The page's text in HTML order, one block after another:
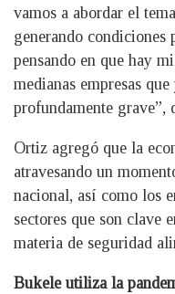
vamos a abordar el
generando condiciones
pensando en que hay
medianas empresas
profundamente grave”,
Ortiz agregó que la
atravesando un
nacional, así como los
sectores que son clave
materia de seguridad
Bukele utiliza la